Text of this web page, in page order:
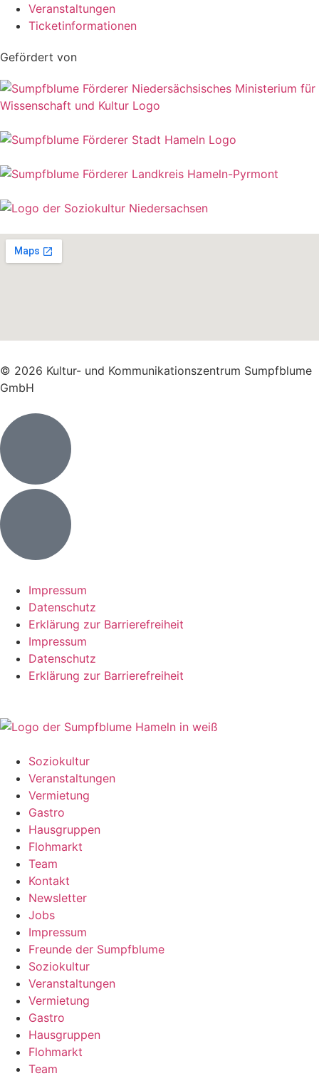
Veranstaltungen
Ticketinformationen
Gefördert von
© 2026 Kultur- und Kommunikationszentrum Sumpfblume
GmbH
Impressum
Datenschutz
Erklärung zur Barrierefreiheit
Impressum
Datenschutz
Erklärung zur Barrierefreiheit
Soziokultur
Veranstaltungen
Vermietung
Gastro
Hausgruppen
Flohmarkt
Team
Kontakt
Newsletter
Jobs
Impressum
Freunde der Sumpfblume
Soziokultur
Veranstaltungen
Vermietung
Gastro
Hausgruppen
Flohmarkt
Team